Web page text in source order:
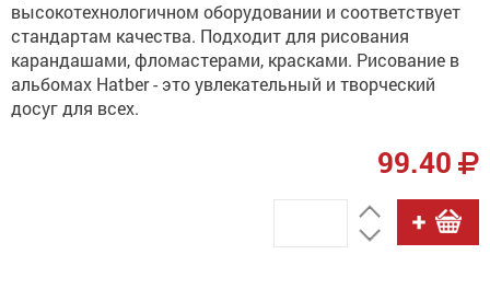
высокотехнологичном оборудовании и соответствует
стандартам качества. Подходит для рисования
карандашами, фломастерами, красками. Рисование в
альбомах Hatber - это увлекательный и творческий
досуг для всех.
99.40